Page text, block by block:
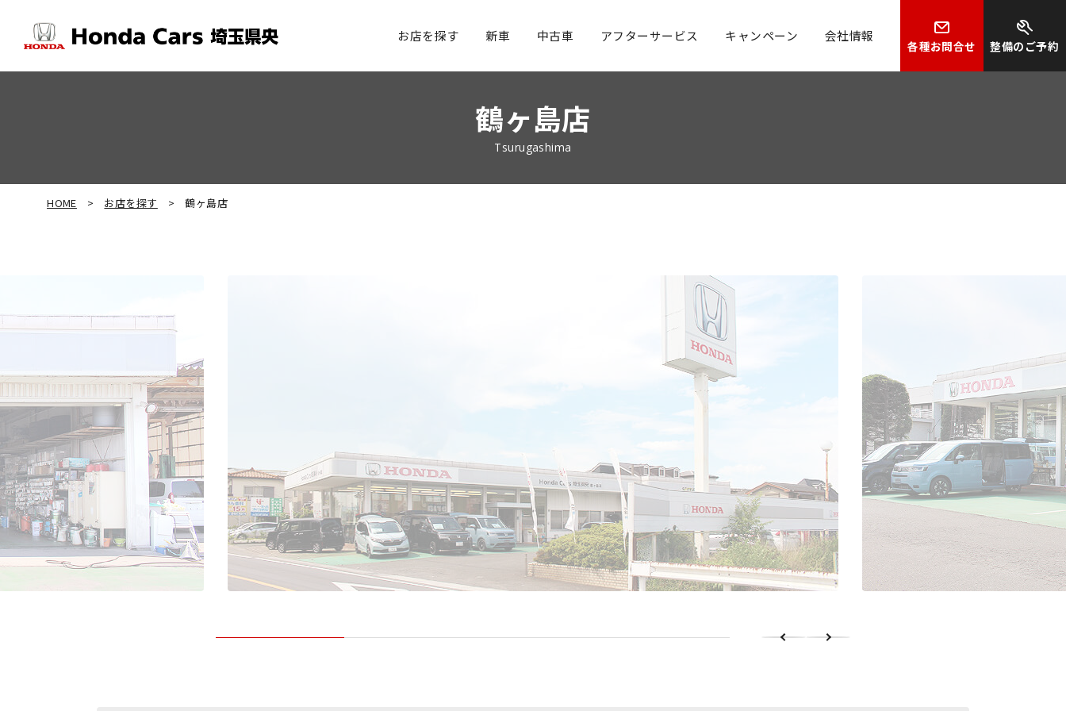
お店を探す 新車 中古車 アフターサービス キャンペーン 会社情報
各種お問合せ 整備のご予約
鶴ヶ島店
Tsurugashima
HOME お店を探す 鶴ヶ島店